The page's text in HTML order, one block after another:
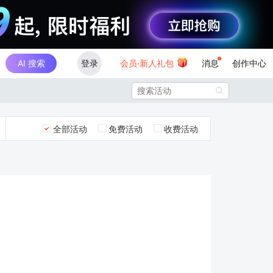
AI 搜索 登录 会员·新人礼包 消息 创作中心

全部活动 免费活动 收费活动